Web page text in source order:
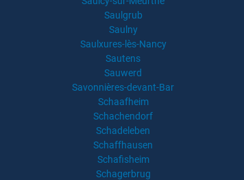
Saulgrub
Saulny
Saulxures-lès-Nancy
Sautens
Sauwerd
Savonnières-devant-Bar
Schaafheim
Schachendorf
Schadeleben
Schaffhausen
Schafisheim
Schagerbrug